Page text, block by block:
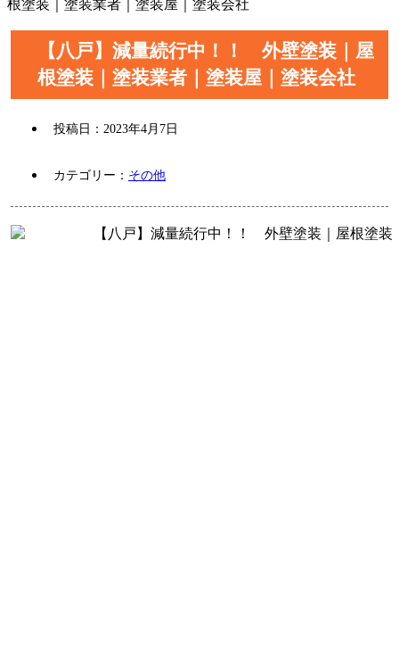
根塗装｜塗装業者｜塗装屋｜塗装会社
【八戸】減量続行中！！ 外壁塗装｜屋
根塗装｜塗装業者｜塗装屋｜塗装会社
投稿日： 2023年4月7日
カテゴリー： その他